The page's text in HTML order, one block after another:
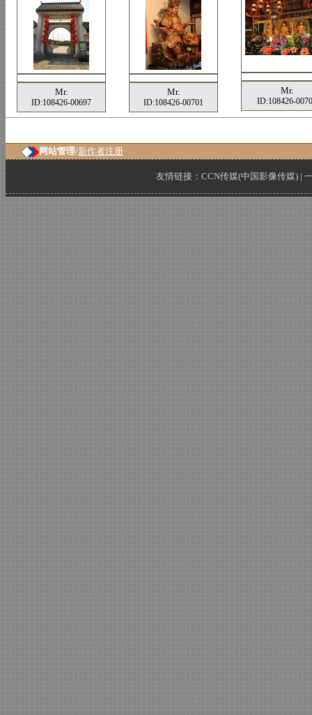
Mr.
ID:108426-00697
Mr.
ID:108426-00701
Mr.
ID:108426-
网站管理/新作者注册
友情链接： CCN传媒(中国影像传媒) |